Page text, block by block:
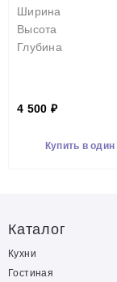
Ширина
Высота
Глубина
4 500 ₽
Купить в один
Каталог
Кухни
Гостиная